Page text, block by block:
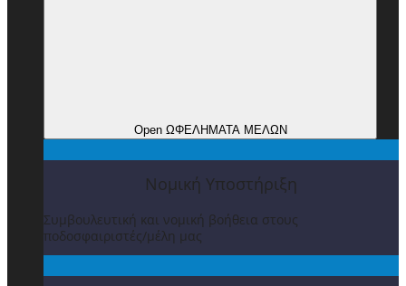
Open ΩΦΕΛΗΜΑΤΑ ΜΕΛΩΝ
Νομική Υποστήριξη
Συμβουλευτική και νομική βοήθεια στους
ποδοσφαιριστές/μέλη μας